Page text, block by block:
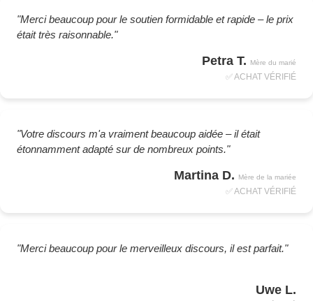
"Merci beaucoup pour le soutien formidable et rapide – le prix
était très raisonnable."
Petra T. Mère du marié
✅ ACHAT VÉRIFIÉ
"Votre discours m'a vraiment beaucoup aidée – il était
étonnamment adapté sur de nombreux points."
Martina D. Mère de la mariée
✅ ACHAT VÉRIFIÉ
"Merci beaucoup pour le merveilleux discours, il est parfait."
Uwe L.